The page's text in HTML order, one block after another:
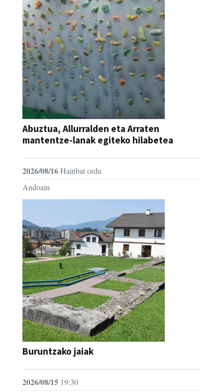
Abuztua, Allurralden eta Arraten
mantentze-lanak egiteko hilabetea
2026/08/16Hainbat ordu
Andoain
Buruntzako jaiak
2026/08/15 19:30